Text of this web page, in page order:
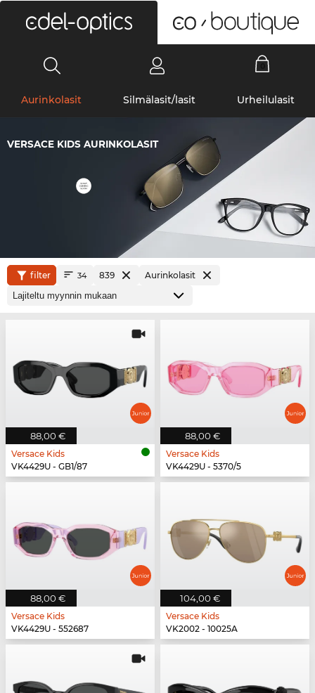
Aurinkolasit Silmälasit/lasit Urheilulasit
VERSACE KIDS AURINKOLASIT
filter 34 839 Aurinkolasit
88,00 €
Versace Kids
VK4429U - GB1/87
88,00 €
Versace Kids
VK4429U - 5370/5
88,00 €
Versace Kids
VK4429U - 552687
104,00 €
Versace Kids
VK2002 - 10025A